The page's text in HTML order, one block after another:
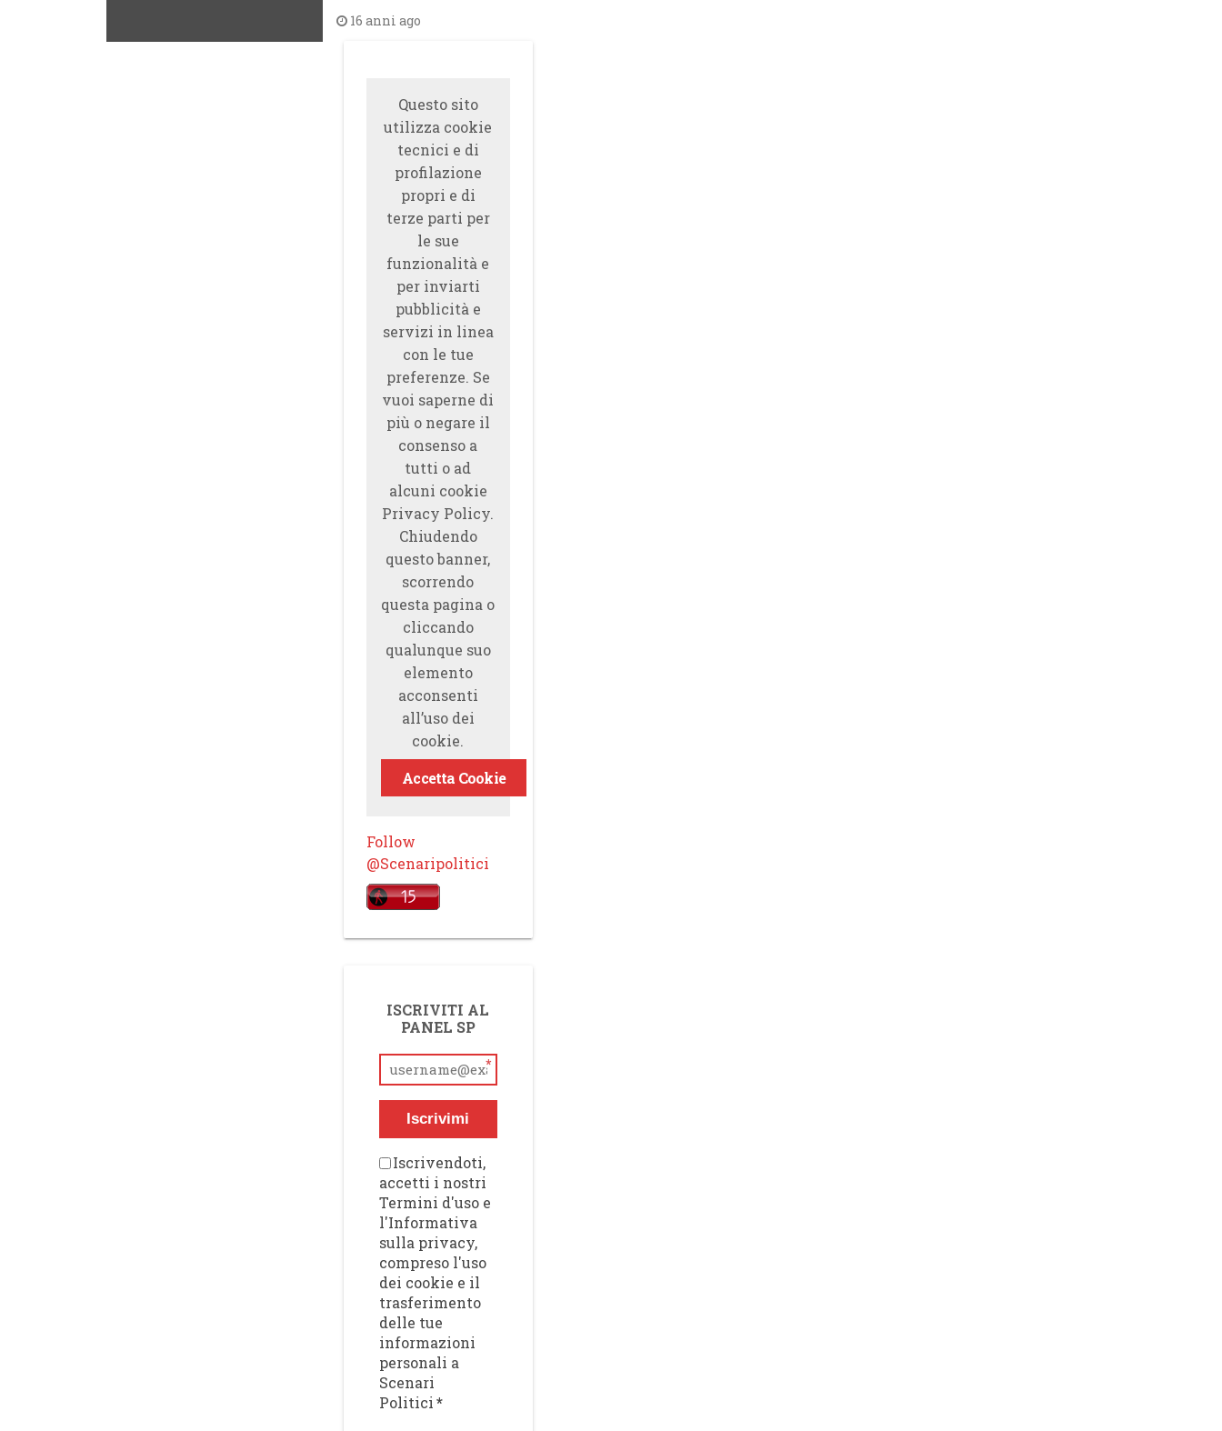
16 anni ago
Questo sito
utilizza cookie
tecnici e di
profilazione
propri e di
terze parti per
le sue
funzionalità e
per inviarti
pubblicità e
servizi in linea
con le tue
preferenze. Se
vuoi saperne di
più o negare il
consenso a
tutti o ad
alcuni cookie
Privacy Policy.
Chiudendo
questo banner,
scorrendo
questa pagina o
cliccando
qualunque suo
elemento
acconsenti
all’uso dei
cookie.
Accetta Cookie
Follow
@Scenaripolitici
ISCRIVITI AL
PANEL SP
*
Iscrivimi
Iscrivendoti,
accetti i nostri
Termini d'uso e
l'Informativa
sulla privacy,
compreso l'uso
dei cookie e il
trasferimento
delle tue
informazioni
personali a
Scenari
Politici*